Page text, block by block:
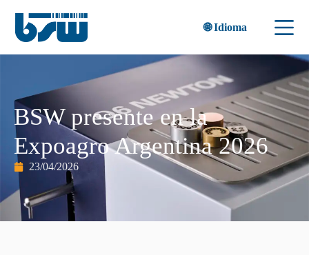
🌐 Idioma
BSW presente en la
Expoagro Argentina 2026
23/04/2026